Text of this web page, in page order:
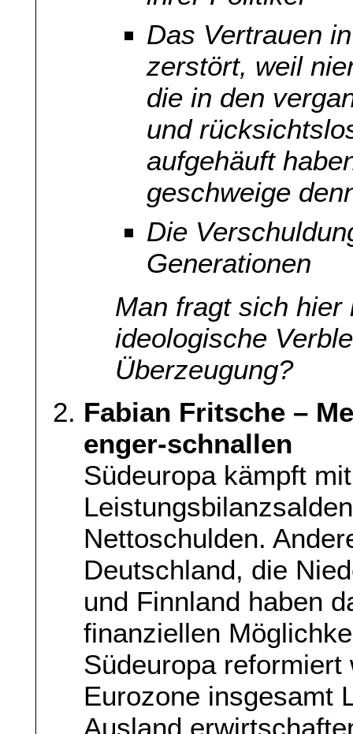
Das Vertrauen
zerstört, weil
die in den
und
aufgehäuft
geschweige
Die
Generationen
Man fragt sich
ideologische
Überzeugung?
Fabian Fritsche –
enger-schnallen
Südeuropa kämpft
Nettoschulden.
Deutschland, die
und Finnland haben
finanziellen
Südeuropa
Eurozone insgesamt
Ausland